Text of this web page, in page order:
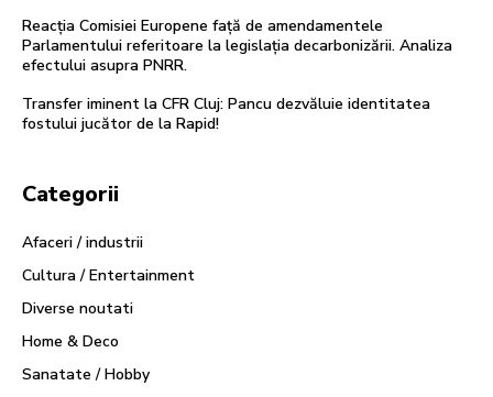
Reacția Comisiei Europene față de amendamentele
Parlamentului referitoare la legislația decarbonizării. Analiza
efectului asupra PNRR.
Transfer iminent la CFR Cluj: Pancu dezvăluie identitatea
fostului jucător de la Rapid!
Categorii
Afaceri / industrii
Cultura / Entertainment
Diverse noutati
Home & Deco
Sanatate / Hobby